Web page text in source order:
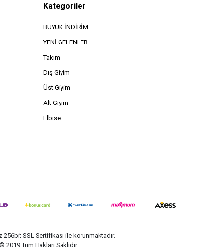
Kategoriler
BÜYÜK İNDİRİM
YENİ GELENLER
Takım
Dış Giyim
Üst Giyim
Alt Giyim
Elbise
256bit SSL Sertifikası ile korunmaktadır.
© 2019Tüm Hakları Saklıdır